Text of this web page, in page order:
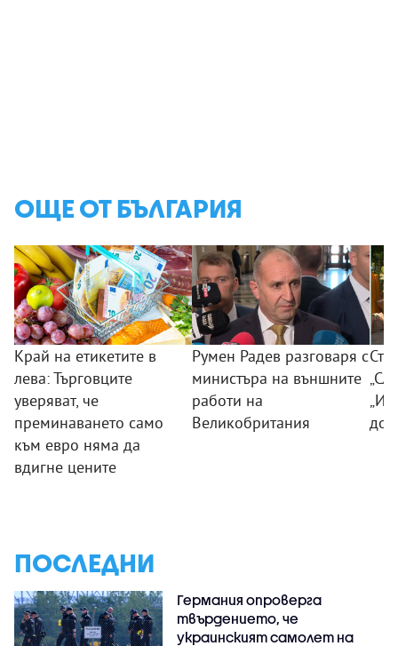
ОЩЕ ОТ БЪЛГАРИЯ
Край на етикетите в
лева: Търговците
уверяват, че
преминаването само
към евро няма да
вдигне цените
Румен Радев разговаря с
министъра на външните
работи на
Великобритания
ПОСЛЕДНИ
Германия опроверга
твърдението, че
украинският самолет на